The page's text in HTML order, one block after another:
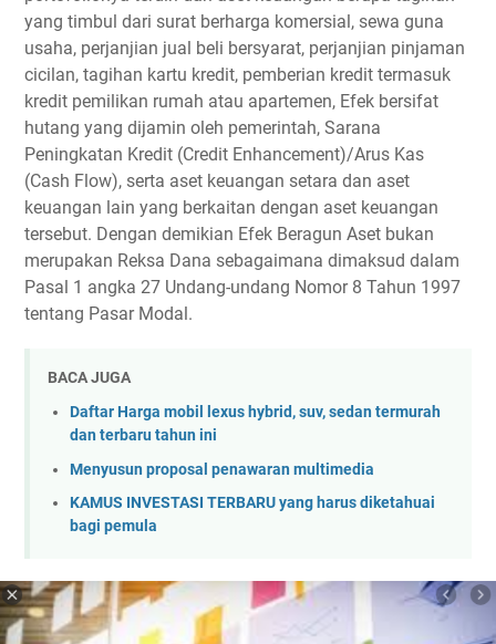
yang timbul dari surat berharga komersial, sewa guna
usaha, perjanjian jual beli bersyarat, perjanjian pinjaman
cicilan, tagihan kartu kredit, pemberian kredit termasuk
kredit pemilikan rumah atau apartemen, Efek bersifat
hutang yang dijamin oleh pemerintah, Sarana
Peningkatan Kredit (Credit Enhancement)/Arus Kas
(Cash Flow), serta aset keuangan setara dan aset
keuangan lain yang berkaitan dengan aset keuangan
tersebut. Dengan demikian Efek Beragun Aset bukan
merupakan Reksa Dana sebagaimana dimaksud dalam
Pasal 1 angka 27 Undang-undang Nomor 8 Tahun 1997
tentang Pasar Modal.
BACA JUGA
Daftar Harga mobil lexus hybrid, suv, sedan termurah
dan terbaru tahun ini
Menyusun proposal penawaran multimedia
KAMUS INVESTASI TERBARU yang harus diketahuai
bagi pemula